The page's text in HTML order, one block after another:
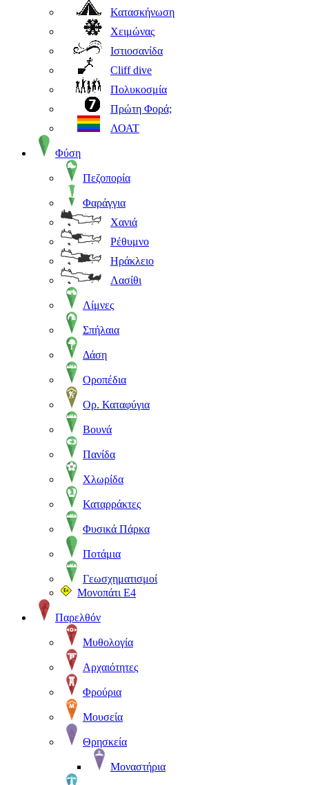
Κατασκήνωση
Χειμώνας
Ιστιοσανίδα
Cliff dive
Πολυκοσμία
Πρώτη Φορά;
ΛΟΑΤ
Φύση
Πεζοπορία
Φαράγγια
Χανιά
Ρέθυμνο
Ηράκλειο
Λασίθι
Λίμνες
Σπήλαια
Δάση
Οροπέδια
Ορ. Καταφύγια
Βουνά
Πανίδα
Χλωρίδα
Καταρράκτες
Φυσικά Πάρκα
Ποτάμια
Γεωσχηματισμοί
Μονοπάτι Ε4
Παρελθόν
Μυθολογία
Αρχαιότητες
Φρούρια
Μουσεία
Θρησκεία
Μοναστήρια